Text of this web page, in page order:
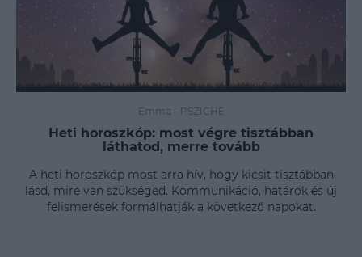
Emma - PSZICHÉ
Heti horoszkóp: most végre tisztábban
láthatod, merre tovább
A heti horoszkóp most arra hív, hogy kicsit tisztábban
lásd, mire van szükséged. Kommunikáció, határok és új
felismerések formálhatják a következő napokat.